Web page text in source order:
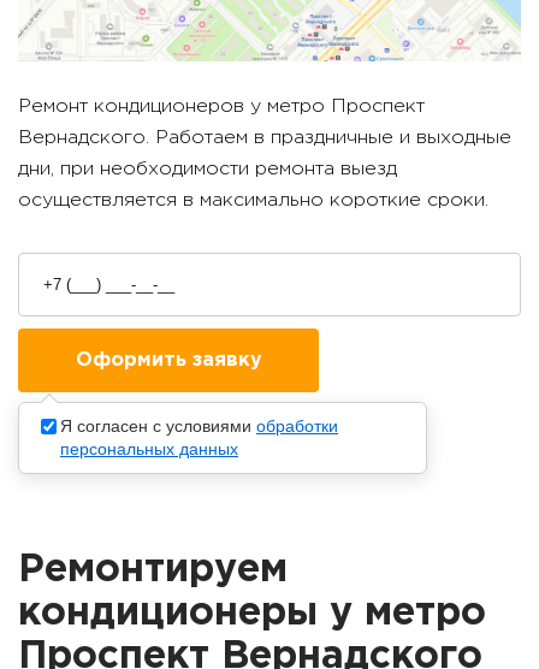
Ремонт кондиционеров у метро
Проспект
Вернадского . Работаем в праздничные и выходные
дни, при необходимости ремонта выезд
осуществляется в максимально короткие сроки.
Ремонтируем
кондиционеры у метро
Проспект Вернадского
Я согласен с условиями обработки
персональных данных